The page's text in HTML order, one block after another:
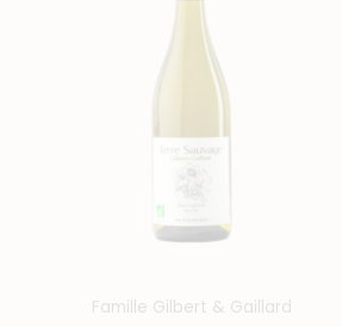
Famille Gilbert & Gaillard